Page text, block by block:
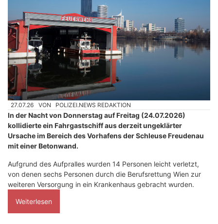
27.07.26 VON POLIZEI.NEWS REDAKTION
In der Nacht von Donnerstag auf Freitag (24.07.2026)
kollidierte ein Fahrgastschiff aus derzeit ungeklärter
Ursache im Bereich des Vorhafens der Schleuse Freudenau
mit einer Betonwand.
Aufgrund des Aufpralles wurden 14 Personen leicht verletzt,
von denen sechs Personen durch die Berufsrettung Wien zur
weiteren Versorgung in ein Krankenhaus gebracht wurden.
Weiterlesen